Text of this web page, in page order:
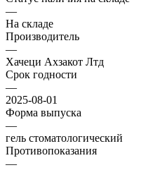
—
На складе
Производитель
—
Хачеци Ахзакот Лтд
Срок годности
—
2025-08-01
Форма выпуска
—
гель стоматологический
Противопоказания
—